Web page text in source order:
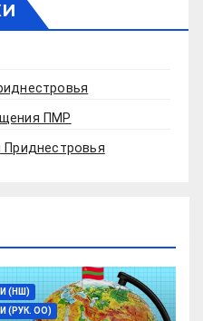
ПМР
Приднестровья
(НШ)
(РУК. ОО)